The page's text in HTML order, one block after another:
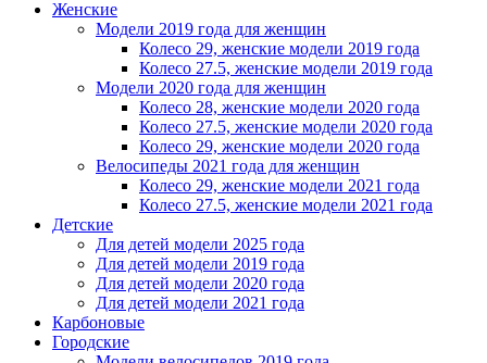
Женскиe
Модели 2019 года для женщин
Колесо 29, женские модели 2019 года
Колесо 27.5, женские модели 2019 года
Модели 2020 года для женщин
Колесо 28, женские модели 2020 года
Колесо 27.5, женские модели 2020 года
Колесо 29, женские модели 2020 года
Велосипеды 2021 года для женщин
Колесо 29, женские модели 2021 года
Колесо 27.5, женские модели 2021 года
Детские
Для детей модели 2025 года
Для детей модели 2019 года
Для детей модели 2020 года
Для детей модели 2021 года
Карбоновые
Городские